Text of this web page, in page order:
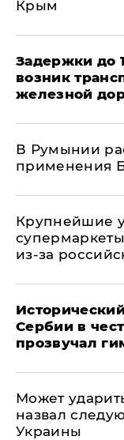
Крым
Задержки до
возник
железной
В Румынии
применения
Крупнейшие
из-за
Сербии в
прозвучал
Может
назвал
Украины